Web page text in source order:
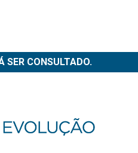
SER CONSULTADO.